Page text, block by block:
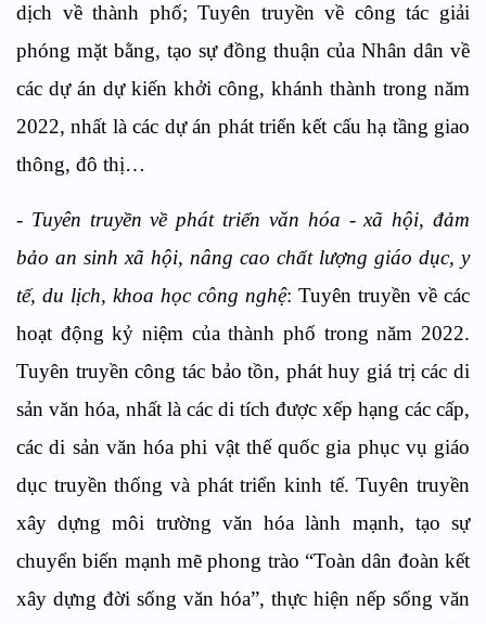
dịch về thành phố; Tuyên truyền về công tác giải
phóng mặt bằng, tạo sự đồng thuận của Nhân dân về
các dự án dự kiến khởi công, khánh thành trong năm
2022, nhất là các dự án phát triển kết cấu hạ tầng giao
thông, đô thị…
- Tuyên truyền về phát triển văn hóa - xã hội, đảm
bảo an sinh xã hội, nâng cao chất lượng giáo dục, y
tế, du lịch, khoa học công nghệ: Tuyên truyền về các
hoạt động kỷ niệm của thành phố trong năm 2022.
Tuyên truyền công tác bảo tồn, phát huy giá trị các di
sản văn hóa, nhất là các di tích được xếp hạng các cấp,
các di sản văn hóa phi vật thế quốc gia phục vụ giáo
dục truyền thống và phát triển kinh tế. Tuyên truyền
xây dựng môi trường văn hóa lành mạnh, tạo sự
chuyển biến mạnh mẽ phong trào “Toàn dân đoàn kết
xây dựng đời sống văn hóa”, thực hiện nếp sống văn